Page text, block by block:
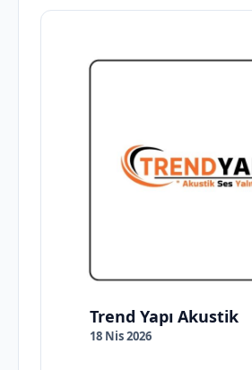
Trend Yapı Akustik
18 Nis 2026